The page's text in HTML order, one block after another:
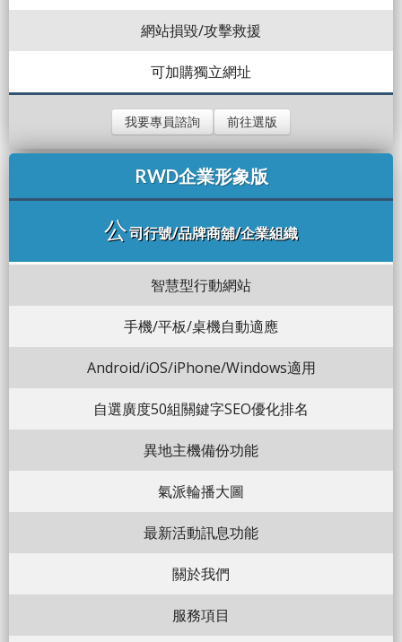
網站損毀/攻擊救援
可加購獨立網址
我要專員諮詢 前往選版
RWD企業形象版
公司行號/品牌商舖/企業組織
智慧型行動網站
手機/平板/桌機自動適應
Android/iOS/iPhone/Windows適用
自選廣度50組關鍵字SEO優化排名
異地主機備份功能
氣派輪播大圖
最新活動訊息功能
關於我們
服務項目